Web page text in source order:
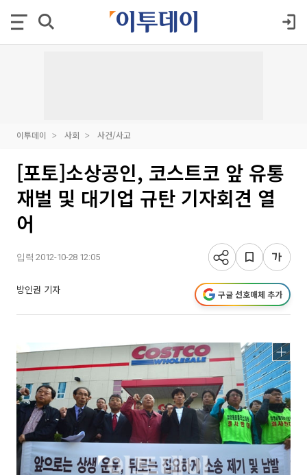
이투데이 사회 사건/사고
[포토]소상공인, 코스트코 앞 유통
재벌 및 대기업 규탄 기자회견 열
어
입력 2012-10-28 12:05
방인권 기자 구글 선호매체 추가